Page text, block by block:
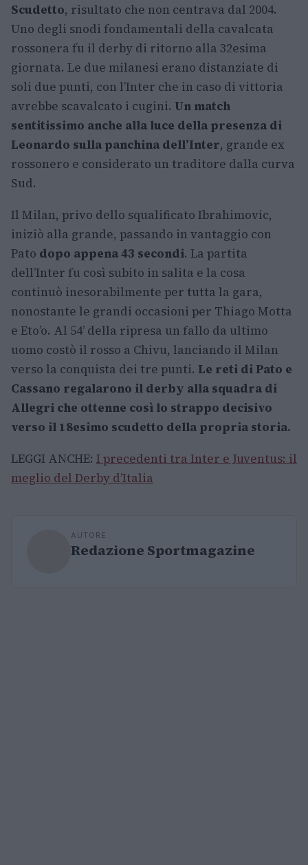
Scudetto, risultato che non centrava dal 2004.
Uno degli snodi fondamentali della cavalcata
rossonera fu il derby di ritorno alla 32esima
giornata. Le due milanesi erano distanziate di
soli due punti, con l’Inter che in caso di vittoria
avrebbe scavalcato i cugini. Un match
sentitissimo anche alla luce della presenza di
Leonardo sulla panchina dell’Inter, grande ex
rossonero e considerato un traditore dalla curva
Sud.
Il Milan, privo dello squalificato Ibrahimovic,
iniziò alla grande, passando in vantaggio con
Pato dopo appena 43 secondi. La partita
dell’Inter fu così subito in salita e la cosa
continuò inesorabilmente per tutta la gara,
nonostante le grandi occasioni per Thiago Motta
e Eto’o. Al 54’ della ripresa un fallo da ultimo
uomo costò il rosso a Chivu, lanciando il Milan
verso la conquista dei tre punti. Le reti di Pato e
Cassano regalarono il derby alla squadra di
Allegri che ottenne così lo strappo decisivo
verso il 18esimo scudetto della propria storia.
LEGGI ANCHE: I precedenti tra Inter e Juventus: il
meglio del Derby d’Italia
AUTORE
Redazione Sportmagazine